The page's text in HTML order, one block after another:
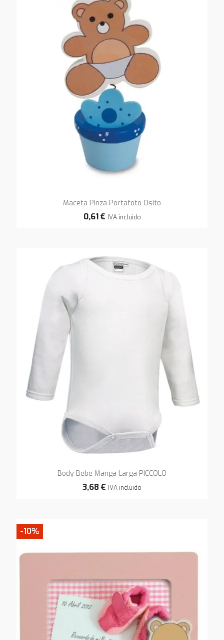
Maceta Pinza Portafoto Osito
0,61 € IVA incluido
Body Bebe Manga Larga PICCOLO
3,68 € IVA incluido
-10%